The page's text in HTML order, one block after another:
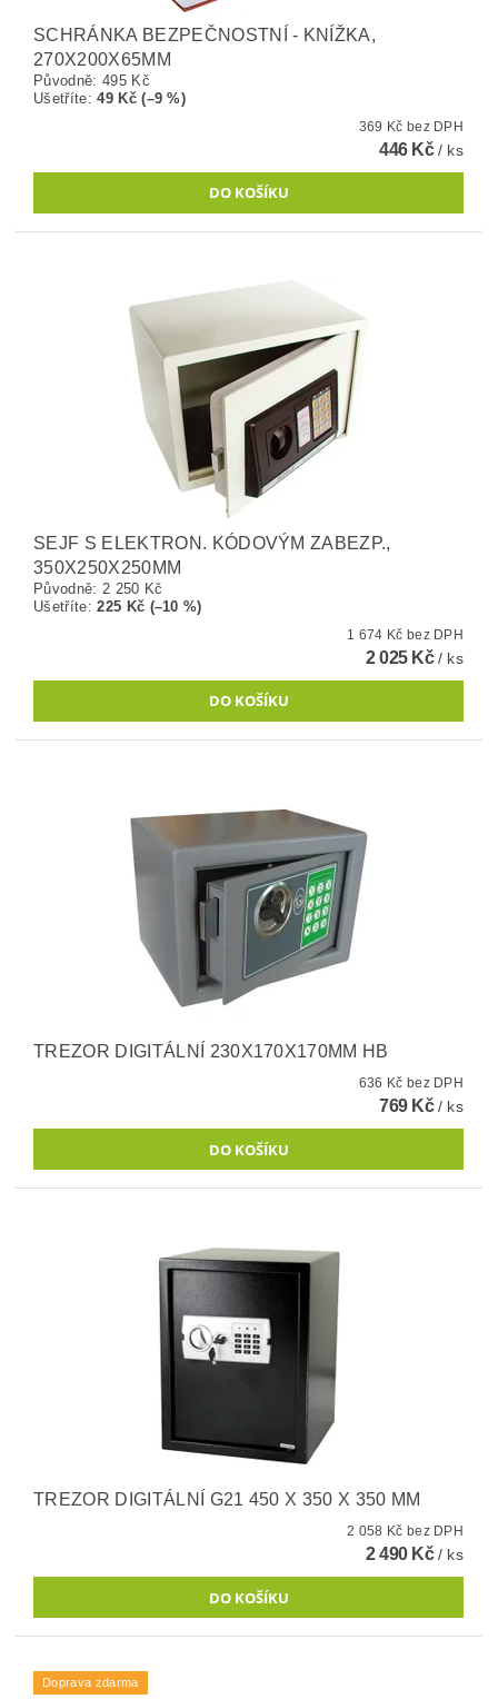
SCHRÁNKA BEZPEČNOSTNÍ - KNÍŽKA,
270X200X65MM
Původně: 495 Kč
Ušetříte:49 Kč (–9 %)
369 Kč bez DPH
446 Kč/ ks
SEJF S ELEKTRON. KÓDOVÝM ZABEZP.,
350X250X250MM
Původně: 2 250 Kč
Ušetříte:225 Kč (–10 %)
1 674 Kč bez DPH
2 025 Kč/ ks
TREZOR DIGITÁLNÍ 230X170X170MM HB
636 Kč bez DPH
769 Kč/ ks
TREZOR DIGITÁLNÍ G21 450 X 350 X 350 MM
2 058 Kč bez DPH
2 490 Kč/ ks
Doprava zdarma